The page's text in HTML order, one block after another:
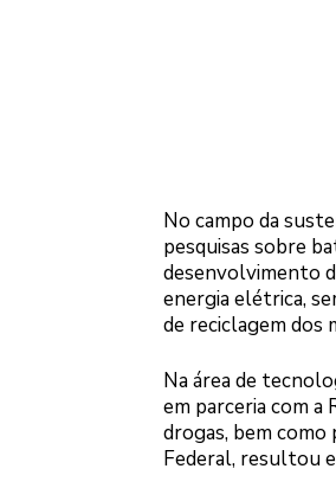
No campo da
pesquisas sobre
desenvolvimento
energia elétrica,
de reciclagem dos
Na área de
em parceria com a
drogas, bem
Federal, resultou